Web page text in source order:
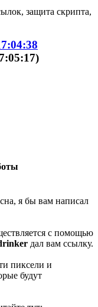
защита скрипта,
я бы вам написал
с помощью
дал вам ссылку.
пиксели и
будут